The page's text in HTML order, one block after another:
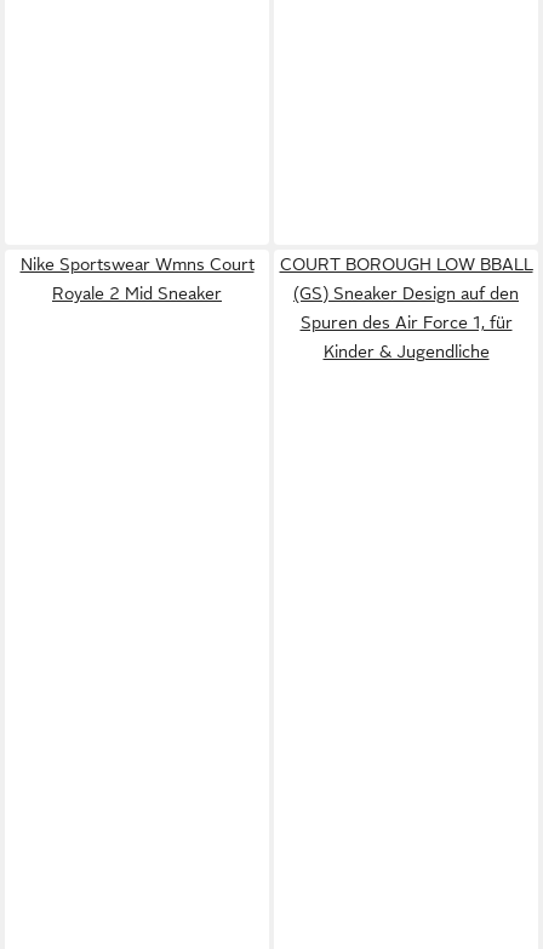
Nike Sportswear Wmns Court
Royale 2 Mid Sneaker
COURT BOROUGH LOW BBALL
(GS) Sneaker Design auf den
Spuren des Air Force 1, für
Kinder & Jugendliche